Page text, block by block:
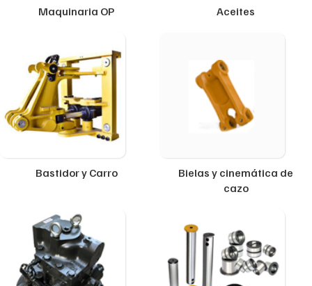
Maquinaria OP Aceites
Bastidor y Carro
Bielas y cinemática de
cazo